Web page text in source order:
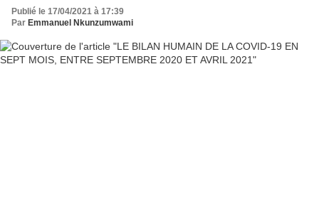
Publié le 17/04/2021 à 17:39
Par Emmanuel Nkunzumwami